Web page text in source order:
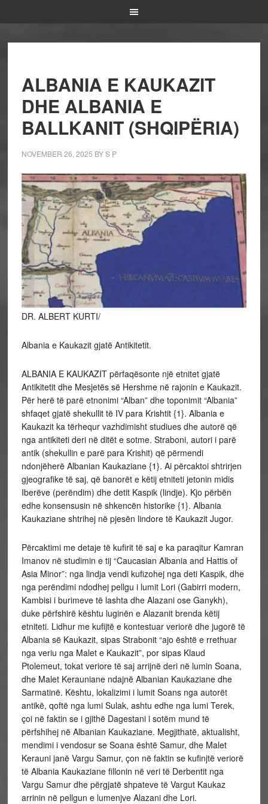
ALBANIA E KAUKAZIT
DHE ALBANIA E
BALLKANIT (SHQIPËRIA)
NOVEMBER 26, 2025 BYS P
DR. ALBERT KURTI/
Albania e Kaukazit gjatë Antikitetit.
ALBANIA E KAUKAZIT përfaqësonte një etnitet gjatë
Antikitetit dhe Mesjetës së Hershme në rajonin e Kaukazit.
Për herë të parë etnonimi “Alban” dhe toponimit “Albania”
shfaqet gjatë shekullit të IV para Krishtit {1}. Albania e
Kaukazit ka tërhequr vazhdimisht studiues dhe autorë që
nga antikiteti deri në ditët e sotme. Straboni, autori i parë
antik (shekullin e parë para Krishit) që përmendi
ndonjëherë Albanian Kaukaziane {1}. Ai përcaktoi shtrirjen
gjeografike të saj, që banorët e këtij etniteti jetonin midis
Iberëve (perëndim) dhe detit Kaspik (lindje). Kjo përbën
edhe konsensusin në shkencën historike {1}. Albania
Kaukaziane shtrihej në pjesën lindore të Kaukazit Jugor.
Përcaktimi me detaje të kufirit të saj e ka paraqitur Kamran
Imanov në studimin e tij “Caucasian Albania and Hattis of
Asia Minor”: nga lindja vendi kufizohej nga deti Kaspik, dhe
nga perëndimi ndodhej pellgu i lumit Lori (Gabirri modern,
Kambisi i burimeve të lashta dhe Alazani ose Ganykh),
duke përfshirë kështu luginën e Alazanit brenda këtij
etniteti. Lidhur me kufijtë e kontestuar veriorë dhe jugorë të
Albania së Kaukazit, sipas Strabonit “ajo është e rrethuar
nga veriu nga Malet e Kaukazit”, por sipas Klaud
Ptolemeut, tokat veriore të saj arrijnë deri në lumin Soana,
dhe Malet Kerauniane ndajnë Albanian Kaukaziane dhe
Sarmatinë. Kështu, lokalizimi i lumit Soans nga autorët
antikë, qoftë nga lumi Sulak, ashtu edhe nga lumi Terek,
çoi në faktin se i gjithë Dagestani i sotëm mund të
përfshihej në Albanian Kaukaziane. Megjithatë, aktualisht,
mendimi i vendosur se Soana është Samur, dhe Malet
Kerauni janë Vargu Samur, çon në faktin se kufinjtë veriorë
të Albania Kaukaziane fillonin në veri të Derbentit nga
Vargu Samur dhe përgjatë shpateve të Vargut Kaukaz
arrinin në pellgun e lumenjve Alazani dhe Lori.